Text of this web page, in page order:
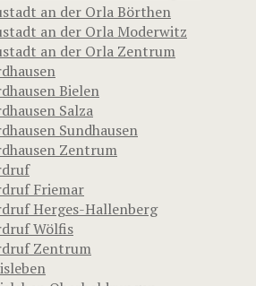
an der Orla Börthen
an der Orla Moderwitz
an der Orla Zentrum
Bielen
Salza
Sundhausen
Zentrum
Friemar
Herges-Hallenberg
Wölfis
Zentrum